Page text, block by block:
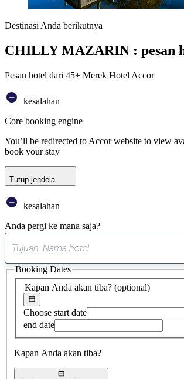
Destinasi Anda berikutnya
CHILLY MAZARIN : pesan
Pesan hotel dari 45+ Merek Hotel Accor
kesalahan
Core booking engine
You’ll be redirected to Accor website to view
book your stay
Tutup jendela
kesalahan
Anda pergi ke mana saja?
saran
ditemukan
Kapan Anda akan tiba? (optional)
Choose start date
end date
Kapan Anda akan tiba?
Booking Dates